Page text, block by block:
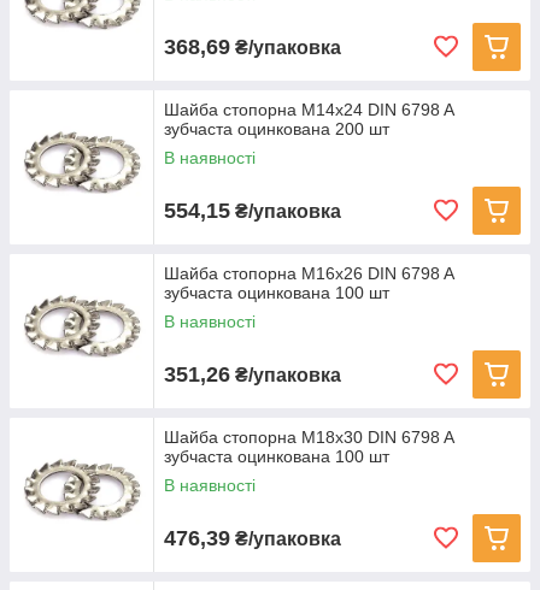
368,69 ₴/упаковка
Шайба стопорна M14x24 DIN 6798 A
зубчаста оцинкована 200 шт
В наявності
554,15 ₴/упаковка
Шайба стопорна M16x26 DIN 6798 A
зубчаста оцинкована 100 шт
В наявності
351,26 ₴/упаковка
Шайба стопорна M18x30 DIN 6798 A
зубчаста оцинкована 100 шт
В наявності
476,39 ₴/упаковка